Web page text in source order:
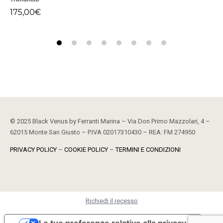
175,00€
© 2025 Black Venus by Ferranti Marina – Via Don Primo Mazzolari, 4 –
62015 Monte San Giusto – P.IVA 02017310430 – REA: FM 274950
PRIVACY POLICY – COOKIE POLICY –TERMINI E CONDIZIONI
Richiedi il recesso